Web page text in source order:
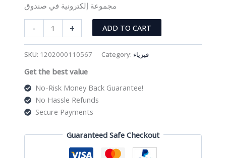
مجموعة إلكترونية في صندوق
-
إلكترونية
quantity
+ ADD TO CART
SKU: 1202000110567 Category: فيزياء
Get the best value
No-Risk Money Back Guarantee!
No Hassle Refunds
Secure Payments
Guaranteed Safe Checkout